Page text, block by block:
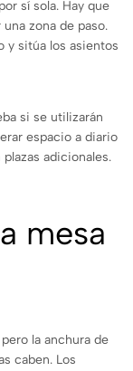
sí sola. Hay que
zona de paso.
y sitúa los asientos
si se utilizarán
espacio a diario
adicionales.
mesa
la anchura de
caben. Los